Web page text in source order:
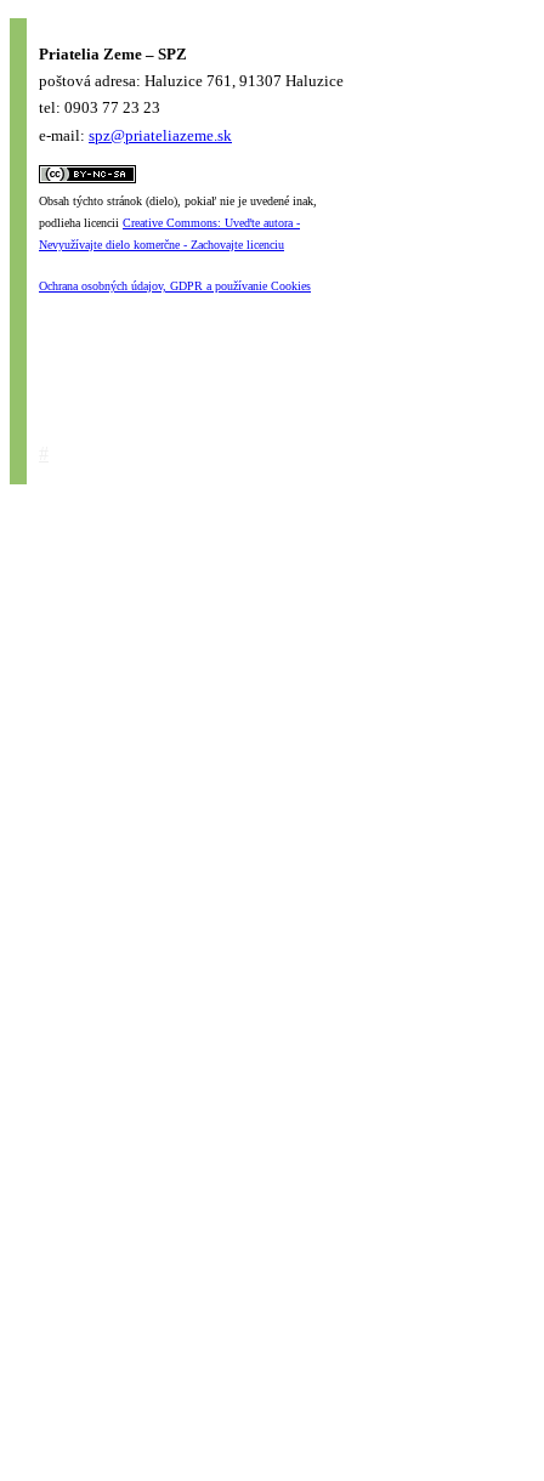
Priatelia Zeme – SPZ
poštová adresa: Haluzice 761, 91307 Haluzice
tel: 0903 77 23 23
e-mail: spz@priateliazeme.sk
Obsah týchto stránok (dielo), pokiaľ nie je uvedené inak,
podlieha licencii Creative Commons: Uveďte autora -
Nevyužívajte dielo komerčne - Zachovajte licenciu
Ochrana osobných údajov, GDPR a používanie Cookies